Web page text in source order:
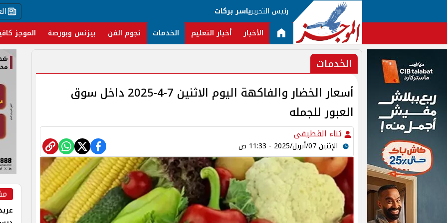
رئيس التحريرياسر بركات
الأخبار أخبار التعليم الخدمات نجوم الفن بيزنس وبورصة الموجز
الخدمات
أسعار الخضار والفاكهة اليوم الاثنين 7-4-2025 داخل سوق
العبور للجمله
ثناء القطيفى
الإثنين 07/أبريل/2025 - 11:33 ص